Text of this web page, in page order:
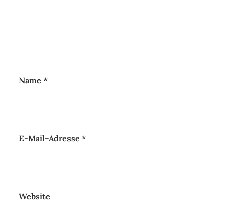
Name*
E-Mail-Adresse*
Website